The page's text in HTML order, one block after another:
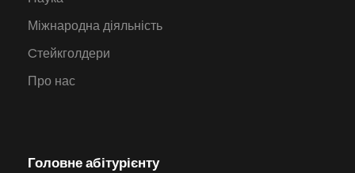
Міжнародна діяльність
Cтейкголдери
Про нас
Головне абітурієнту